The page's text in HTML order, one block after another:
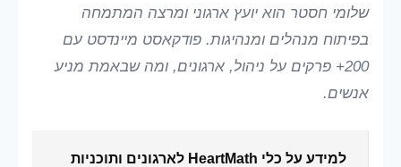
שלומי חסטר הוא יועץ ארגוני ומרצה המתמחה
בפיתוח מנהלים ומנהיגות. פודקאסט מיינדסט עם
200+ פרקים על ניהול, ארגונים, ומה שבאמת מניע
אנשים.
למידע על כלי HeartMath לארגונים ותוכניות